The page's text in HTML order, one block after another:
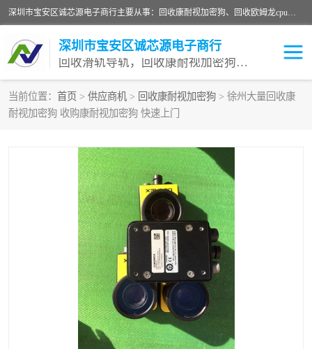
深圳市宝安区诚芯源电子商行主要从事：回收康耐视加密狗、回收欧姆龙cpu、回收欧姆龙模块等 一站式收购,能迅速便捷为客户消化库存、减少仓储、回笼资金，我们交易灵活方便，现金支付，价格优势合理，在业务方面赢得广大客户的一致好评 热情欢迎有库存需要处理的客户 请尽快联系我们
深圳市宝安区诚芯源电子商行
回收滑轨导轨，回收康耐视加密狗，回收欧姆龙PLC
当前位置： 首页 > 供应商机 > 回收康耐视加密狗 > 徐州大量回收康
耐视加密狗 收购康耐视加密狗 快速上门
回收欧姆龙模块 回收康耐视加密狗
回收欧姆龙cpu